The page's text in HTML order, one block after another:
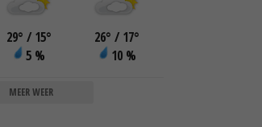
29° / 15°
5 %
26° / 17°
10 %
MEER WEER